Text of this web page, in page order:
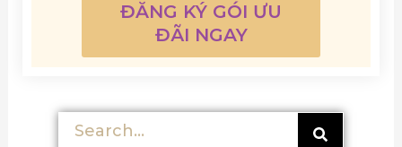
ĐĂNG KÝ GÓI ƯU
ĐÃI NGAY
kiếm
Tìm
kiếm